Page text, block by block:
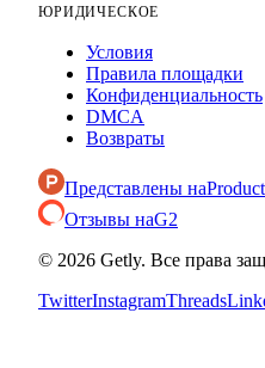
ЮРИДИЧЕСКОЕ
Условия
Правила площадки
Конфиденциальность
DMCA
Возвраты
Представлены на
Отзывы наG2
© 2026 Getly. Все права
TwitterInstagramThreads